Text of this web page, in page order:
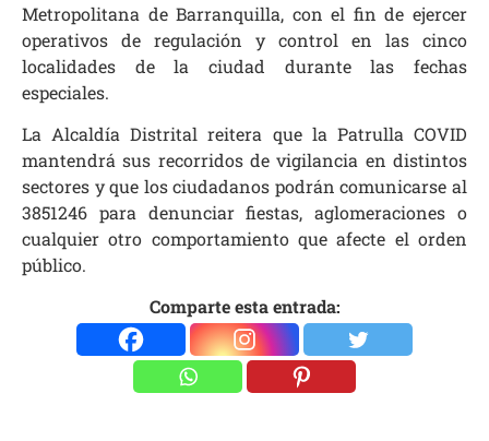
Metropolitana de Barranquilla, con el fin de ejercer
operativos de regulación y control en las cinco
localidades de la ciudad durante las fechas
especiales.
La Alcaldía Distrital reitera que la Patrulla COVID
mantendrá sus recorridos de vigilancia en distintos
sectores y que los ciudadanos podrán comunicarse al
3851246 para denunciar fiestas, aglomeraciones o
cualquier otro comportamiento que afecte el orden
público.
Comparte esta entrada: